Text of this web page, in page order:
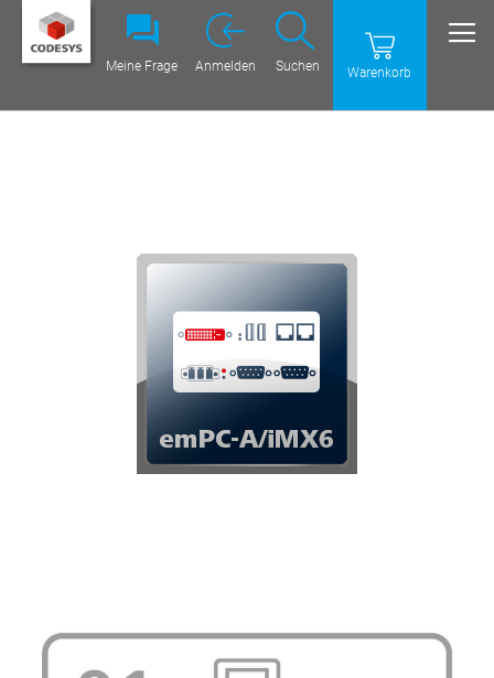
Warenkorb
Suchen
Meine Frage Anmelden